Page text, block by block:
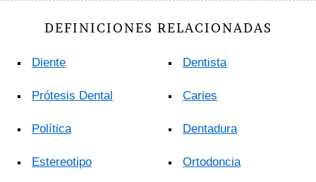
DEFINICIONES RELACIONADAS
Diente
Prótesis Dental
Política
Estereotipo
Dentista
Caries
Dentadura
Ortodoncia